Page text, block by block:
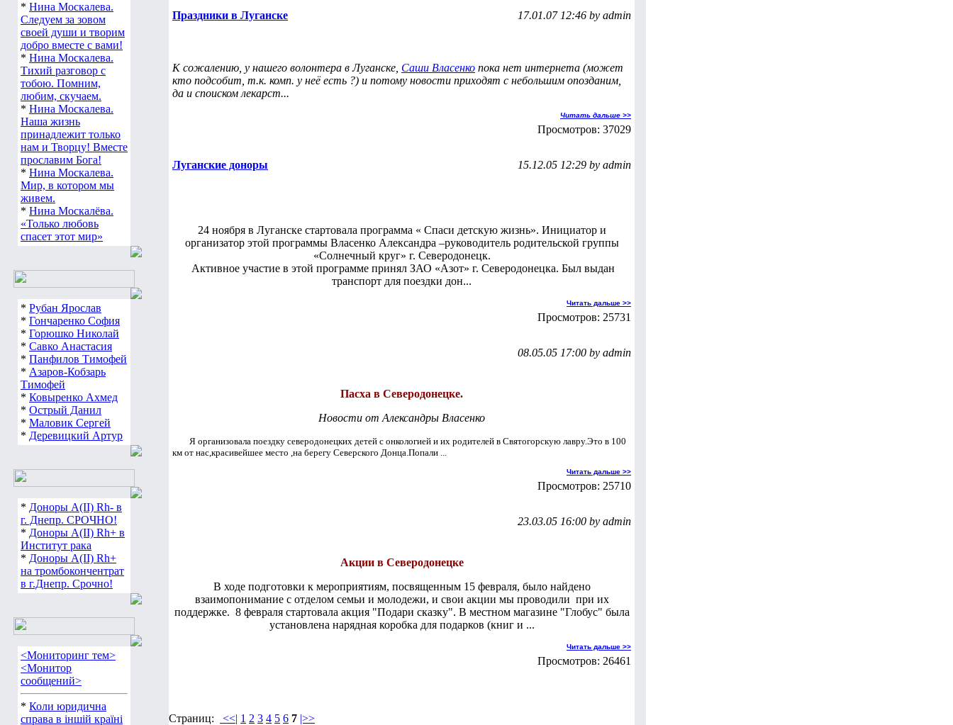
* Нина Москалева.
Следуем за зовом
своей души и творим
добро вместе с вами!
* Нина Москалева.
Тихий разговор с
тобою. Помним,
любим, скучаем.
* Нина Москалева.
Наша жизнь
принадлежит только
нам и Творцу! Вместе
прославим Бога!
* Нина Москалева.
Мир, в котором мы
живем.
* Нина Москалёва.
«Только любовь
спасет этот мир»
* Рубан Ярослав
* Гончаренко София
* Горюшко Николай
* Савко Анастасия
* Панфилов Тимофей
* Азаров-Кобзарь
Тимофей
* Ковыренко Ахмед
* Острый Данил
* Маловик Сергей
* Деревицкий Артур
* Доноры А(ІІ) Rh- в
г. Днепр. СРОЧНО!
* Доноры А(ІІ) Rh+ в
Институт рака
* Доноры А(ІІ) Rh+
на тромбокончентрат
в г.Днепр. Срочно!
<Мониторинг тем>
<Монитор
сообщений>
* Коли юридична
справа в іншій країні
Праздники в Луганске 17.01.07 12:46 by admin
К сожалению, у нашего волонтера в Луганске, Саши Власенко пока нет интернета (может
кто подсобит, т.к. комп. у неё есть ?) и потому новости приходят с небольшим опозданим,
да и споиском лекарст...
Читать дальше >>
Просмотров: 37029
Луганские доноры 15.12.05 12:29 by admin
24 ноября в Луганске стартовала программа « Спаси детскую жизнь». Инициатор и
организатор этой программы Власенко Александра –руководитель родительской группы
«Солнечный круг» г. Северодонецк.
Активное участие в этой программе принял ЗАО «Азот» г. Северодонецка. Был выдан
транспорт для поездки дон...
Читать дальше >>
Просмотров: 25731
08.05.05 17:00 by admin
Пасха в Северодонецке.
Новости от Александры Власенко
Я организовала поездку северодонецких детей с онкологией и их родителей в Святогорскую лавру.Это в 100
км от нас,красивейшее место ,на берегу Северского Донца.Попали ...
Читать дальше >>
Просмотров: 25710
23.03.05 16:00 by admin
Акции в Северодонецке
В ходе подготовки к мероприятиям, посвященным 15 февраля, было найдено
взаимопонимание с отделом семьи и молодежи, и свои акции мы проводили при их
поддержке. 8 февраля стартовала акция "Подари сказку". В местном магазине "Глобус" была
установлена нарядная коробка для подарков (книг и ...
Читать дальше >>
Просмотров: 26461
Страниц: <<| 1 2 3 4 5 6 7 |>>